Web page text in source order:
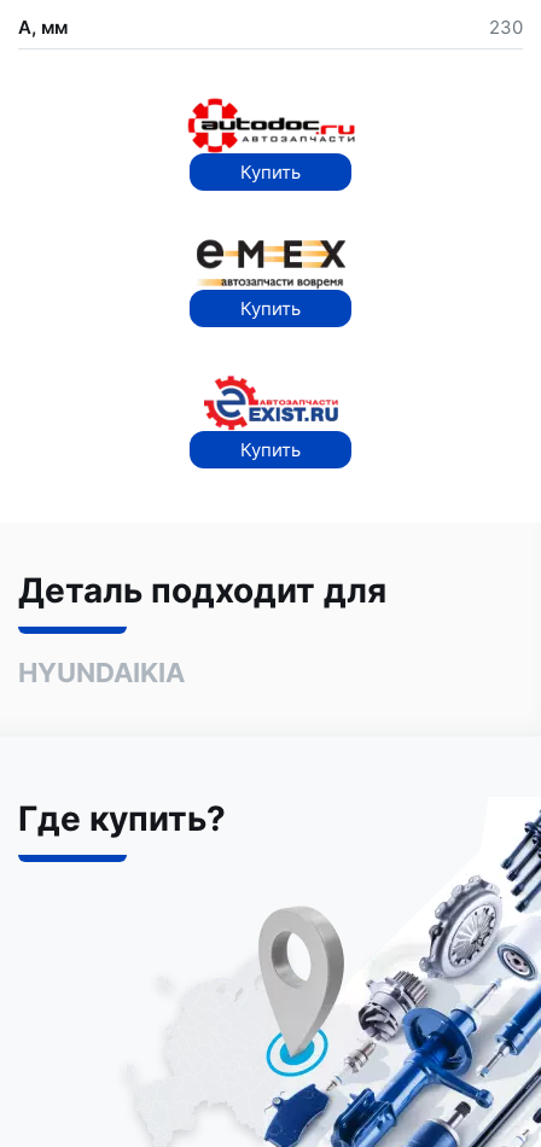
A, мм 230
Купить
Купить
Купить
Деталь подходит для
HYUNDAIKIA
Где купить?